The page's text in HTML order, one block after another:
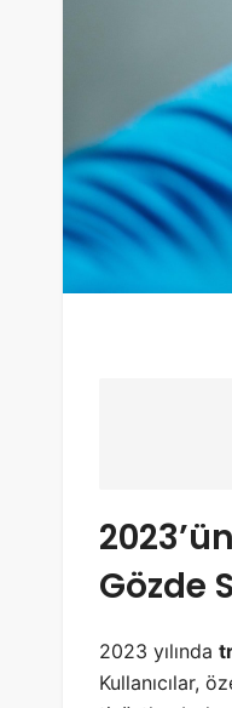
Gözde
2023 yılında
Kullanıcılar,